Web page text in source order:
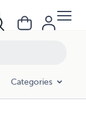
Categories